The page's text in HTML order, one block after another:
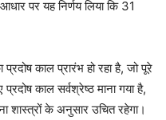
आधार पर यह निर्णय लिया कि 31
प्रदोष काल प्रारंभ हो रहा है, जो पूरे
काल सर्वश्रेष्ठ माना गया है,
शास्त्रों के अनुसार उचित रहेगा।